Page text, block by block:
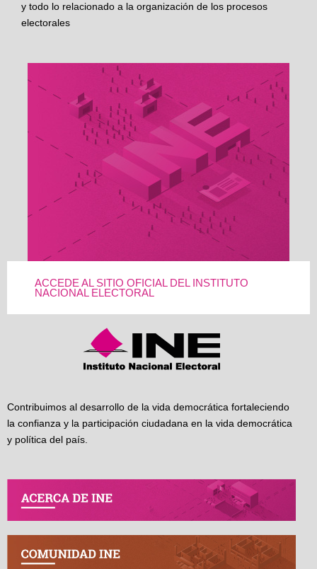
y todo lo relacionado a la organización de los procesos
electorales
ACCEDE AL SITIO OFICIAL DEL INSTITUTO
NACIONAL ELECTORAL
Contribuimos al desarrollo de la vida democrática fortaleciendo
la confianza y la participación ciudadana en la vida democrática
y política del país.